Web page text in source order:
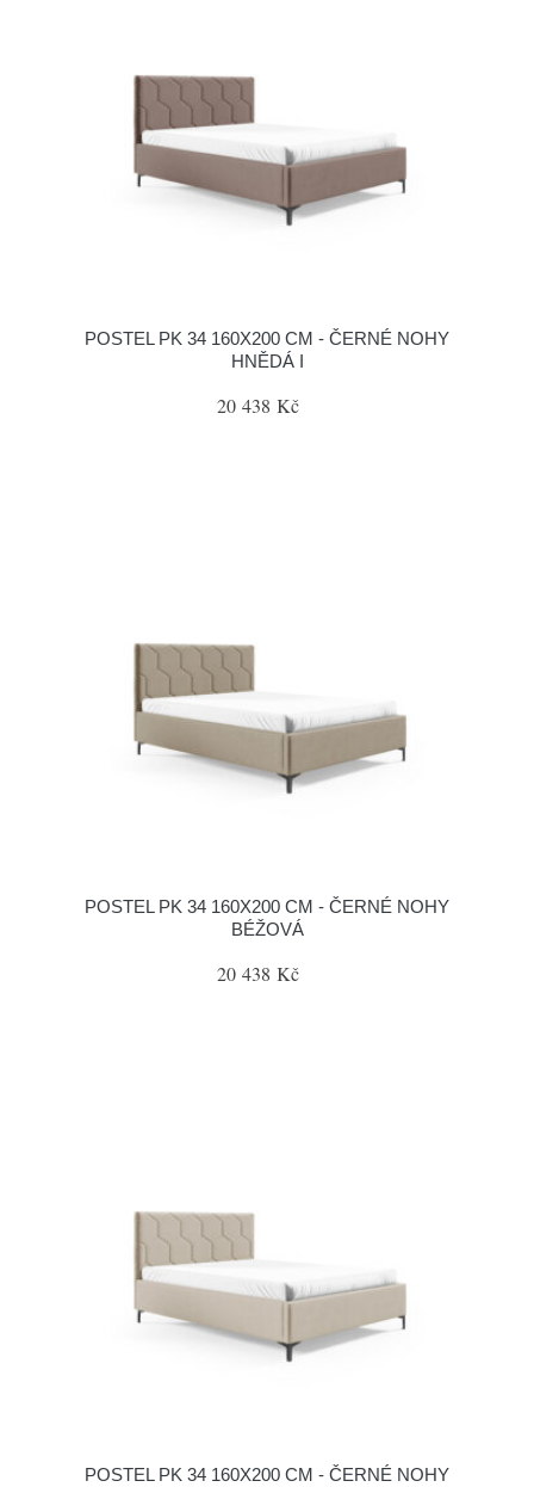
POSTEL PK 34 160X200 CM - ČERNÉ NOHY
HNĚDÁ I
20 438 Kč
POSTEL PK 34 160X200 CM - ČERNÉ NOHY
BÉŽOVÁ
20 438 Kč
POSTEL PK 34 160X200 CM - ČERNÉ NOHY